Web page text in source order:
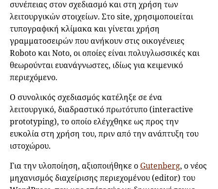
συνέπειας στον σχεδιασμό και στη χρήση των
λειτουργικών στοιχείων. Στο site, χρησιμοποιείται
τυπογραφική κλίμακα και γίνεται χρήση
γραμματοσειρών που ανήκουν στις οικογένειες
Roboto και Noto, οι οποίες είναι πολυγλωσσικές και
θεωρούνται ευανάγνωστες, ιδίως για κειμενικό
περιεχόμενο.
O συνολικός σχεδιασμός κατέληξε σε ένα
λειτουργικό, διαδραστικό πρωτότυπο (interactive
prototyping), το οποίο ελέγχθηκε ως προς την
ευκολία στη χρήση του, πριν από την ανάπτυξη του
ιστοχώρου.
Για την υλοποίηση, αξιοποιήθηκε ο Gutenberg, ο νέος
μηχανισμός διαχείρισης περιεχομένου (editor) του